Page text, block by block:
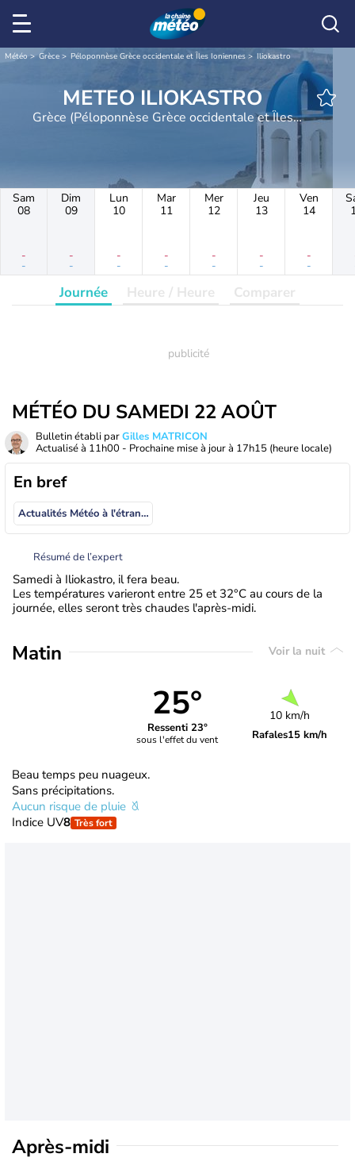
Météo Grèce Péloponnèse Grèce occidentale et Îles Ioniennes Iliokastro
METEO ILIOKASTRO
Grèce (Péloponnèse Grèce occidentale et Îles
Sam
08
-
-
Dim
09
-
-
Lun
10
-
-
Mar
11
-
-
Mer
12
-
-
Jeu
13
-
-
Ven
14
-
-
Journée Heure / Heure Comparer
MÉTÉO DU SAMEDI 22 AOÛT
Bulletin établi parGilles MATRICON
Actualisé à 11h00 - Prochaine mise à jour à 17h15 (heure locale)
En bref
Actualités Météo à l'étranger
Résumé de l’expert
Samedi à Iliokastro, il fera beau.
Les températures varieront entre 25 et 32°C au cours de la
journée, elles seront très chaudes l'après-midi.
Matin Voir la nuit
25°
Ressenti 23°
sous l'effet du vent
10 km/h
Rafales15 km/h
Beau temps peu nuageux.
Sans précipitations.
Aucun risque de pluie
Indice UV8 Très fort
Après-midi